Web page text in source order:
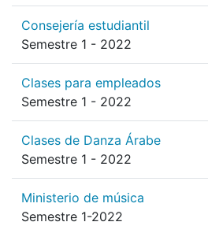
Consejería estudiantil
Semestre 1 - 2022
Clases para empleados
Semestre 1 - 2022
Clases de Danza Árabe
Semestre 1 - 2022
Ministerio de música
Semestre 1-2022